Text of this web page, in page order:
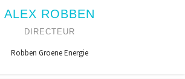
ALEX ROBBEN
DIRECTEUR
Robben Groene Energie